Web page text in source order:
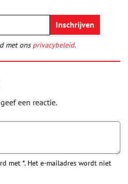
met ons privacybeleid.
een reactie.
met *. Het e-mailadres wordt niet